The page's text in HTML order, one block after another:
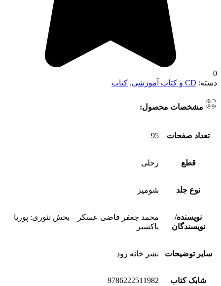
0
دسته: CD و کتاب آموزشی , کتاب
مشخصات محصول:
تعداد صفحات 95
قطع رحلی
نوع جلد شومیز
نویسنده/
نویسندگان
محمد جعفر قاضی عسکر – بخش تئوری: پوریا
پاکشیر
سایر توضیحات نشر خانه رود
شابک کتاب 9786222511982